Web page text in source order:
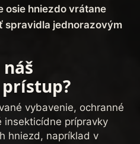
osie hniezdo vrátane
spravidla jednorazovým
vybavenie, ochranné
prípravky
hniezd, napríklad v